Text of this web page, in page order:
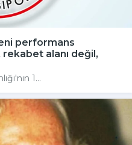
performans
alanı değil,
1...